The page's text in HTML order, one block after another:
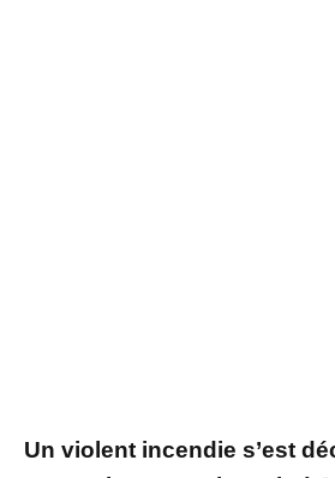
Un violent incendie s’est